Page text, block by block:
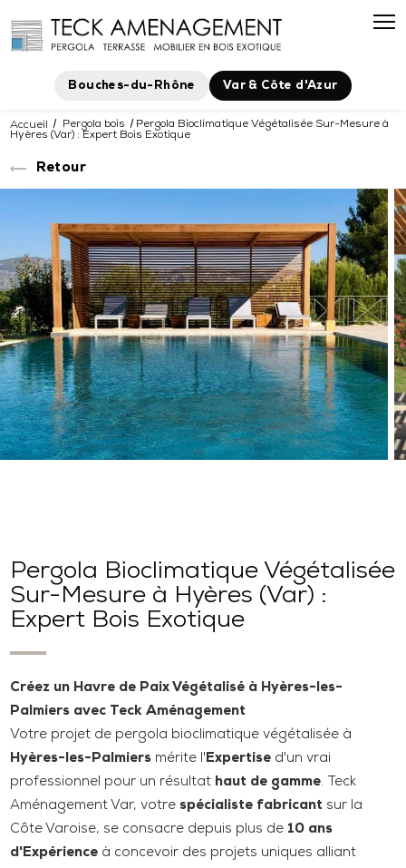
Bouches-du-Rhône Var & Côte d'Azur
Accueil Pergola bois
Pergola Bioclimatique Végétalisée Sur-Mesure à
Hyères (Var) : Expert Bois Exotique
Retour
Pergola Bioclimatique Végétalisée
Sur-Mesure à Hyères (Var) :
Expert Bois Exotique
Créez un Havre de Paix Végétalisé à Hyères-les-
Palmiers avec Teck Aménagement
Votre projet de pergola bioclimatique végétalisée à
Hyères-les-Palmiers mérite l' Expertise d'un vrai
professionnel pour un résultat haut de gamme. Teck
Aménagement Var, votre spécialiste fabricant sur la
Côte Varoise, se consacre depuis plus de 10 ans
d'Expérience à concevoir des projets uniques alliant